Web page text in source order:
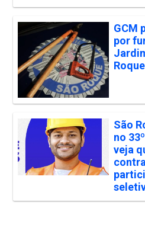
GCM
por
São
no
veja